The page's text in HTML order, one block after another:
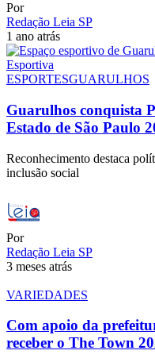
Por
Redação Leia SP
1 ano atrás
ESPORTESGUARULHOS
Guarulhos conquista
Estado de São Paulo
Reconhecimento destaca
inclusão social
Por
Redação Leia SP
3 meses atrás
VARIEDADES
Com apoio da
receber o The Town